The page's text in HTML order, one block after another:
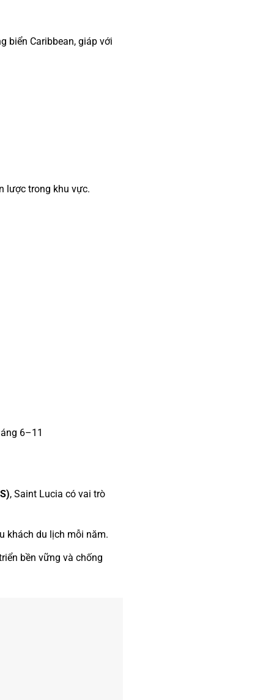
biển Caribbean, giáp với
lược trong khu vực.
6–11
, Saint Lucia có vai trò
khách du lịch mỗi năm.
bền vững và chống